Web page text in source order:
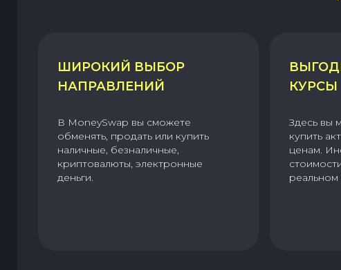
ШИРОКИЙ ВЫБОР
НАПРАВЛЕНИЙ
В MoneySwap вы сможете
обменять, продать или купить
наличные, безналичные,
криптовалюты, электронные
деньги.
КУРСЫ
Здесь вы
купить
ценам.